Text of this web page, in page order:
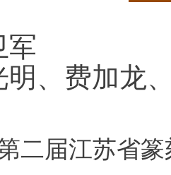
军
明、费加龙
二届江苏省